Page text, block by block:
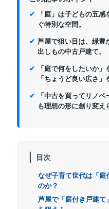
「庭」は子どもの五
ぐ特別な空間。
芦屋で狙い目は、緑豊
出しもの中古戸建て。
「庭で何をしたいか」
「ちょうど良い広さ」
「中古を買ってリノ
も理想の形に創り変え
目次
なぜ子育て世代は「庭
のか？
芦屋で「庭付き戸建て